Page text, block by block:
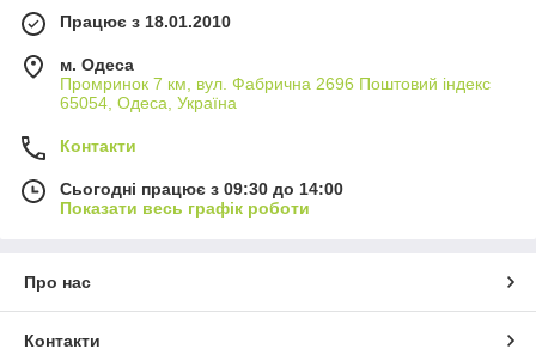
Працює з 18.01.2010
м. Одеса
Промринок 7 км, вул. Фабрична 2696 Поштовий індекс
65054, Одеса, Україна
Контакти
Сьогодні працює з 09:30 до 14:00
Показати весь графік роботи
Про нас
Контакти